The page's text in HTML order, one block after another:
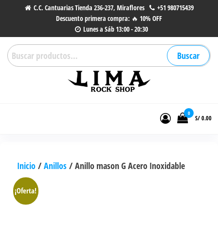
C.C. Cantuarias Tienda 236-237, Miraflores
+51 980715439
Descuento primera compra: 🔥 10% OFF
Lunes a Sáb 13:00 - 20:30
Buscar
por:
Buscar
Joyas de Acero | Tienda de
Música de Vinilos, CDs y más.
0
S/ 0.00
Inicio / Anillos / Anillo mason G Acero Inoxidable
¡Oferta!